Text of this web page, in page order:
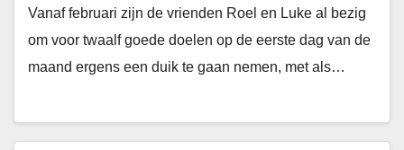
Vanaf februari zijn de vrienden Roel en Luke al bezig
om voor twaalf goede doelen op de eerste dag van de
maand ergens een duik te gaan nemen, met als…